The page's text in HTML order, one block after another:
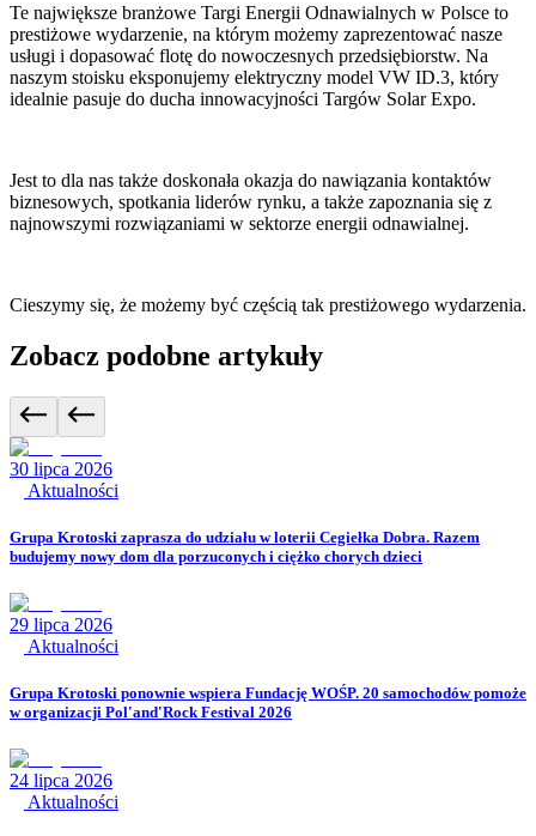
Te największe branżowe Targi Energii Odnawialnych w Polsce to
prestiżowe wydarzenie, na którym możemy zaprezentować nasze
usługi i dopasować flotę do nowoczesnych przedsiębiorstw. Na
naszym stoisku eksponujemy elektryczny model VW ID.3, który
idealnie pasuje do ducha innowacyjności Targów Solar Expo.
Jest to dla nas także doskonała okazja do nawiązania kontaktów
biznesowych, spotkania liderów rynku, a także zapoznania się z
najnowszymi rozwiązaniami w sektorze energii odnawialnej.
Cieszymy się, że możemy być częścią tak prestiżowego wydarzenia.
Zobacz podobne artykuły
30 lipca 2026
Aktualności
Grupa Krotoski zaprasza do udziału w loterii Cegiełka Dobra. Razem
budujemy nowy dom dla porzuconych i ciężko chorych dzieci
29 lipca 2026
Aktualności
Grupa Krotoski ponownie wspiera Fundację WOŚP. 20 samochodów pomoże
w organizacji Pol'and'Rock Festival 2026
24 lipca 2026
Aktualności